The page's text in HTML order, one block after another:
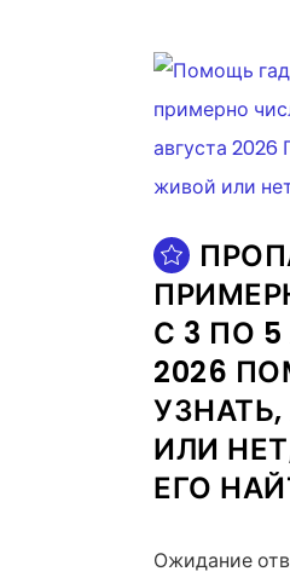
С 3 ПО
2026
ИЛИ
ЕГО
Ожидание